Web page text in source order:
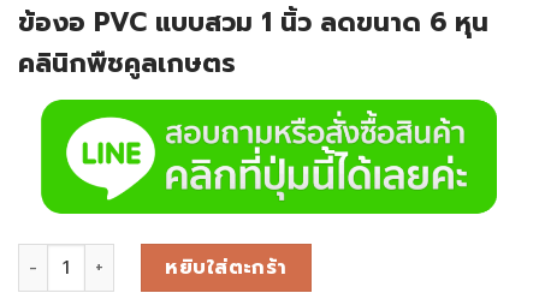
ข้องอ PVC แบบสวม 1 นิ้ว ลดขนาด 6 หุน
คลินิกพืชคูลเกษตร
หยิบใส่ตะกร้า